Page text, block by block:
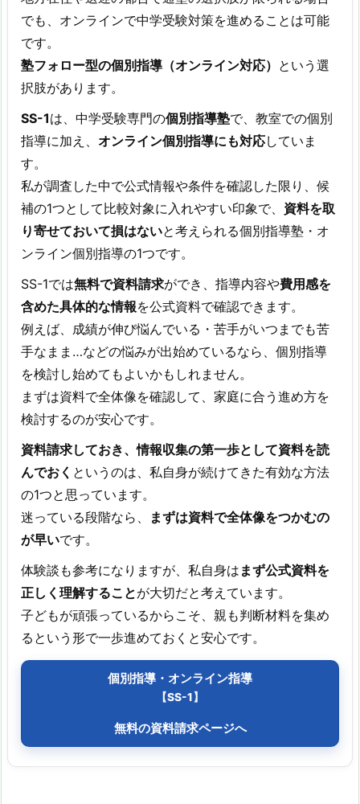
でも、オンラインで中学受験対策を進めることは可能
です。
塾フォロー型の個別指導（オンライン対応） という選
択肢があります。
SS-1は、中学受験専門の個別指導塾で、教室での個別
指導に加え、 オンライン個別指導にも対応していま
す。
私が調査した中で公式情報や条件を確認した限り、候
補の1つとして比較対象に入れやすい印象で、 資料を取
り寄せておいて損はないと考えられる個別指導塾・オ
ンライン個別指導の1つです。
SS-1では無料で資料請求ができ、指導内容や費用感を
含めた具体的な情報を公式資料で確認できます。
例えば、成績が伸び悩んでいる・苦手がいつまでも苦
手なまま…などの悩みが出始めているなら、個別指導
を検討し始めてもよいかもしれません。
まずは資料で全体像を確認して、家庭に合う進め方を
検討するのが安心です。
資料請求しておき、情報収集の第一歩として資料を読
んでおく というのは、私自身が続けてきた有効な方法
の1つと思っています。
迷っている段階なら、
まずは資料で全体像をつかむの
が早いです。
体験談も参考になりますが、私自身は まず公式資料を
正しく理解することが大切だと考えています。
子どもが頑張っているからこそ、親も判断材料を集め
るという形で一歩進めておくと安心です。
個別指導・オンライン指導
【SS-1】
無料の資料請求ページへ